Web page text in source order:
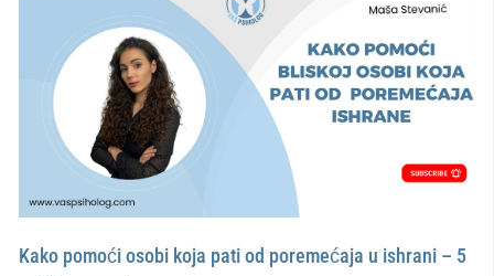
Kako pomoći osobi koja pati od poremećaja u ishrani – 5